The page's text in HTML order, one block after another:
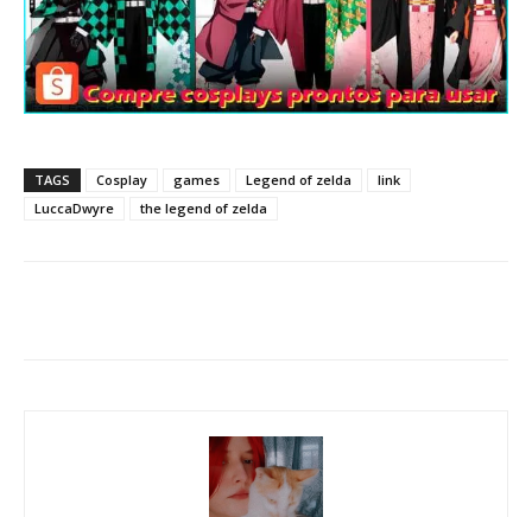
TAGS Cosplay games Legend of zelda
link
LuccaDwyre
the legend of zelda